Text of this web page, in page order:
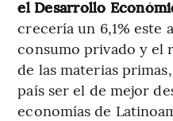
el Desarrollo
crecería un 6,1% este
consumo privado y el
de las materias
país ser el de mejor
economías de